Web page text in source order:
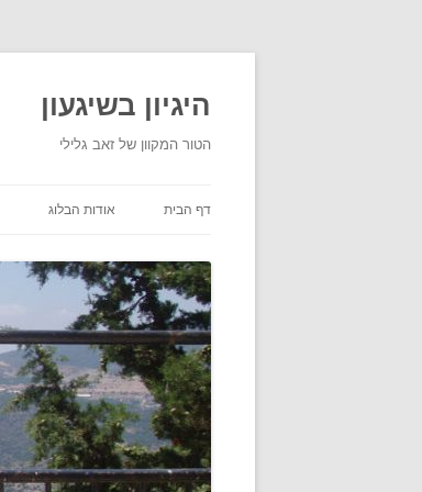
היגיון בשיגעון
הטור המקוון של זאב גלילי
דף הבית אודות הבלוג